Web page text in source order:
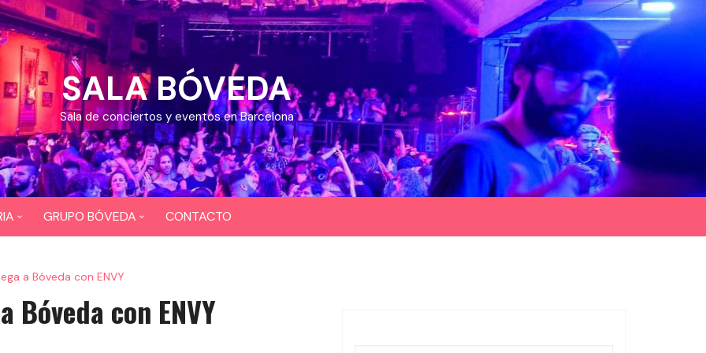
SALA BÓVEDA
Sala de conciertos y eventos en Barcelona
GRUPO BÓVEDA
BAR COYOTE
CONTACTO
a Bóveda con ENVY
con ENVY